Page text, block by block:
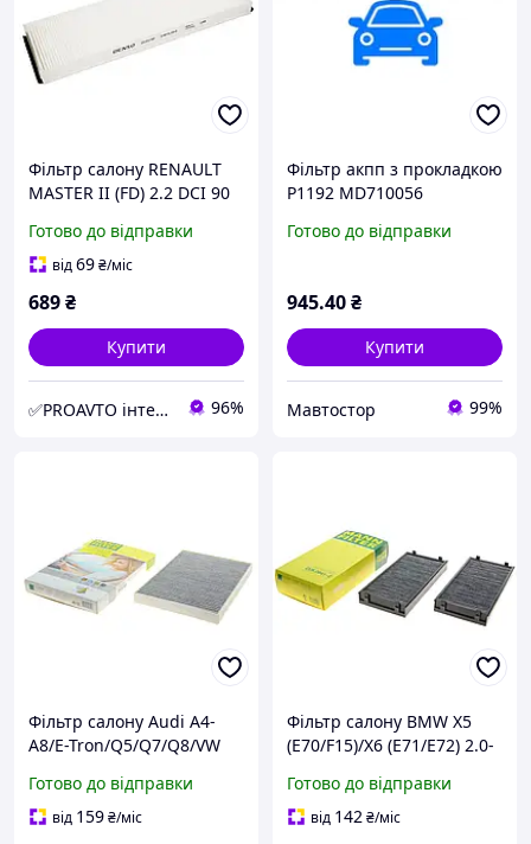
Фільтр салону RENAULT
MASTER II (FD) 2.2 DCI 90
FD3G, FD3N) 1997.12 -
2013.12 DS DCF2
Готово до відправки
від69₴/міс
689₴
Купити
✅PROAVTO інтернет-магазин автозапчастин 96%
Фільтр акпп з прокладкою
P1192 MD710056
Готово до відправки
945.40₴
Купити
Мавтостор 99%
Фільтр салону Audi A4-
A8/E-Tron/Q5/Q7/Q8/VW
15- (FP 31 003)
Готово до відправки
від 159₴/міс
Фільтр салону BMW X5
(E70/F15)/X6 (E71/E72) 2.0-
2941-2)
Готово до відправки
від 142₴/міс